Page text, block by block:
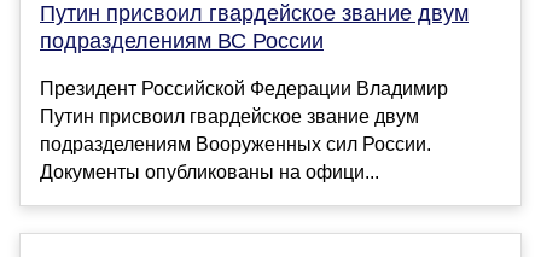
Путин присвоил гвардейское звание двум
подразделениям ВС России
Президент Российской Федерации Владимир
Путин присвоил гвардейское звание двум
подразделениям Вооруженных сил России.
Документы опубликованы на офици...